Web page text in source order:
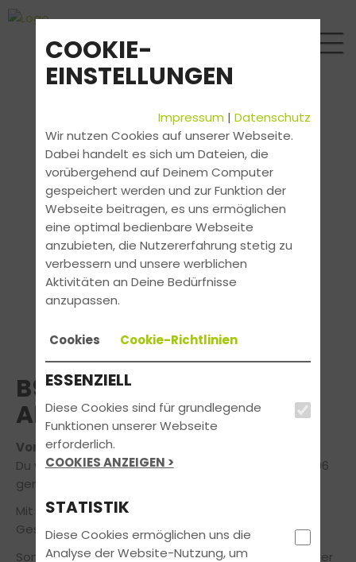
B96 TAGESSEMINAR
ANHÄNGER
Voraussichtlicher Termin am 16.05.2026
Du willst Anhänger fahren ohne Prüfung? Dann ist B96
genau das Richtige für Dich!
Mit B96 darft Du ein Gespann mit einer zulässigen
Gesamtmasse bis 4250 KG fahren.
Somit ist der Führerschein ideal für Wohnwagenfahrer
COOKIE-
EINSTELLUNGEN
Impressum |Datenschutz
Wir nutzen Cookies auf unserer Webseite.
Dabei handelt es sich um Dateien, die
vorübergehend auf Deinem Computer
gespeichert werden und zur Funktion der
Webseite beitragen, es uns ermöglichen
eine optimal bedienbare Webseite
anzubieten, die Nutzererfahrung stetig zu
verbessern und unsere werblichen
Aktivitäten an Deine Bedürfnisse
anzupassen.
Cookies Cookie-Richtlinien
ESSENZIELL
Diese Cookies sind für grundlegende
Funktionen unserer Webseite
erforderlich.
COOKIES ANZEIGEN >
STATISTIK
Diese Cookies ermöglichen uns die
Analyse der Website-Nutzung, um